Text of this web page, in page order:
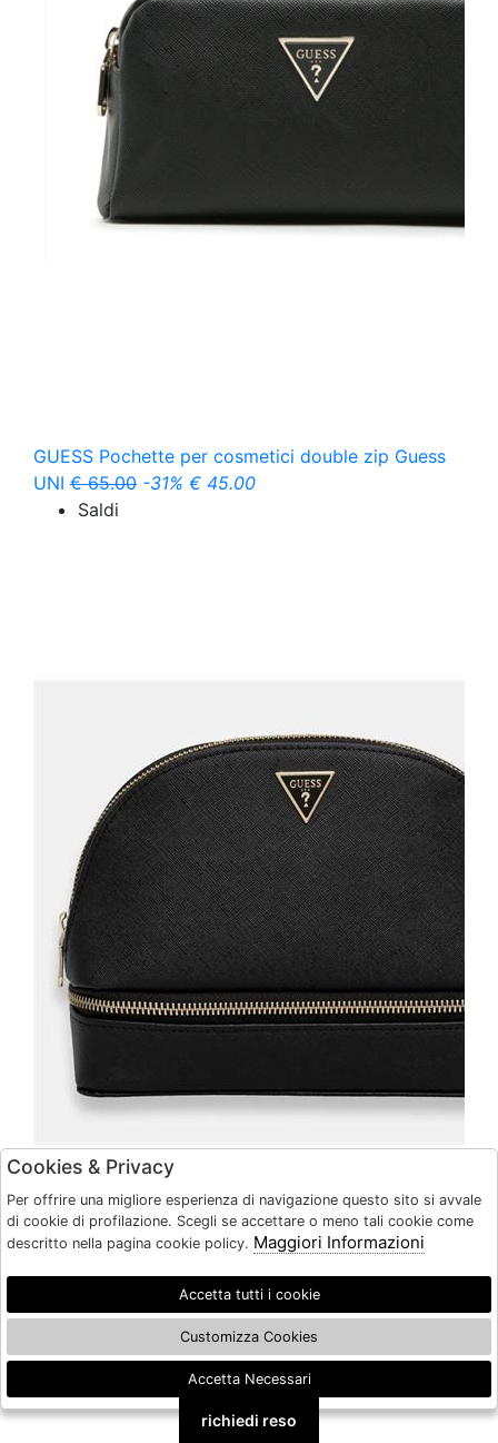
GUESS Pochette per cosmetici double zip Guess
UNI € 65.00 -31% € 45.00
Saldi
Beauty case Guess UNI € 60.00
42.00
Saldi
🍪
richiedi reso
Cookies & Privacy
Per offrire una migliore esperienza di navigazione questo sito si avvale
di cookie di profilazione. Scegli se accettare o meno tali cookie come
descritto nella pagina cookie policy. Maggiori Informazioni
Accetta tutti i cookie
Customizza Cookies
Accetta Necessari